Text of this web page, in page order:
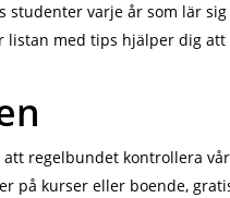
varje år som lär
med tips hjälper dig att
regelbundet kontrollera
på kurser eller boende,